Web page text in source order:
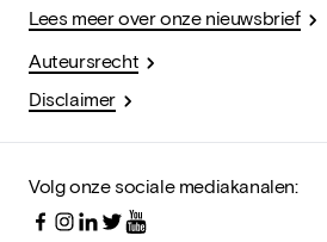
Lees meer over onze nieuwsbrief
Auteursrecht
Disclaimer
Volg onze sociale mediakanalen: